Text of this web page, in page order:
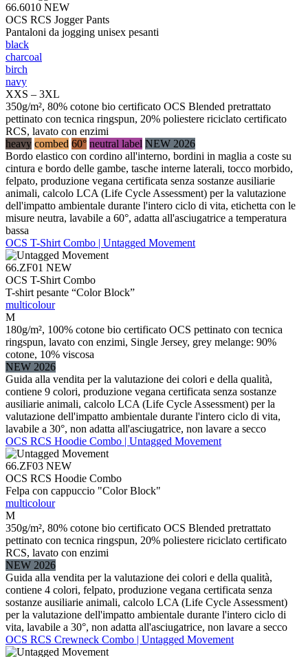
66.6010 NEW
OCS RCS Jogger Pants
Pantaloni da jogging unisex pesanti
black
charcoal
birch
navy
XXS – 3XL
350g/m², 80% cotone bio certificato OCS Blended pretrattato
pettinato con tecnica ringspun, 20% poliestere riciclato certificato
RCS, lavato con enzimi
heavy combed 60° neutral label NEW 2026
Bordo elastico con cordino all'interno, bordini in maglia a coste su
cintura e bordo delle gambe, tasche interne laterali, tocco morbido,
felpato, produzione vegana certificata senza sostanze ausiliarie
animali, calcolo LCA (Life Cycle Assessment) per la valutazione
dell'impatto ambientale durante l'intero ciclo di vita, etichetta con le
misure neutra, lavabile a 60°, adatta all'asciugatrice a temperatura
bassa
OCS T-Shirt Combo | Untagged Movement
66.ZF01 NEW
OCS T-Shirt Combo
T-shirt pesante “Color Block”
multicolour
M
180g/m², 100% cotone bio certificato OCS pettinato con tecnica
ringspun, lavato con enzimi, Single Jersey, grey melange: 90%
cotone, 10% viscosa
NEW 2026
Guida alla vendita per la valutazione dei colori e della qualità,
contiene 9 colori, produzione vegana certificata senza sostanze
ausiliarie animali, calcolo LCA (Life Cycle Assessment) per la
valutazione dell'impatto ambientale durante l'intero ciclo di vita,
lavabile a 30°, non adatta all'asciugatrice, non lavare a secco
OCS RCS Hoodie Combo | Untagged Movement
66.ZF03 NEW
OCS RCS Hoodie Combo
Felpa con cappuccio "Color Block"
multicolour
M
350g/m², 80% cotone bio certificato OCS Blended pretrattato
pettinato con tecnica ringspun, 20% poliestere riciclato certificato
RCS, lavato con enzimi
NEW 2026
Guida alla vendita per la valutazione dei colori e della qualità,
contiene 4 colori, felpato, produzione vegana certificata senza
sostanze ausiliarie animali, calcolo LCA (Life Cycle Assessment)
per la valutazione dell'impatto ambientale durante l'intero ciclo di
vita, lavabile a 30°, non adatta all'asciugatrice, non lavare a secco
OCS RCS Crewneck Combo | Untagged Movement